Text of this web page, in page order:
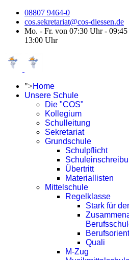
08807 9464-0
cos.sekretariat@cos-diessen.de
Mo. - Fr. von 07:30 Uhr -
13:00 Uhr
">Home
Unsere Schule
Die "COS"
Kollegium
Schulleitung
Sekretariat
Grundschule
Schulpflicht
Übertritt
Materiallisten
Mittelschule
Regelklasse
Stark für
Quali
M-Zug